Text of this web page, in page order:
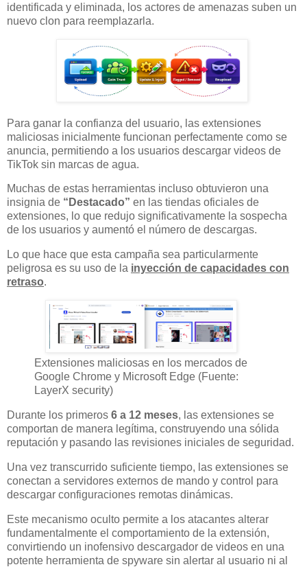
identificada y eliminada, los actores de amenazas suben un
nuevo clon para reemplazarla.
Para ganar la confianza del usuario, las extensiones
maliciosas inicialmente funcionan perfectamente como se
anuncia, permitiendo a los usuarios descargar videos de
TikTok sin marcas de agua.
Muchas de estas herramientas incluso obtuvieron una
insignia de “Destacado” en las tiendas oficiales de
extensiones, lo que redujo significativamente la sospecha
de los usuarios y aumentó el número de descargas.
Lo que hace que esta campaña sea particularmente
peligrosa es su uso de la inyección de capacidades con
retraso.
Extensiones maliciosas en los mercados de
Google Chrome y Microsoft Edge (Fuente:
LayerX security)
Durante los primeros 6 a 12 meses, las extensiones se
comportan de manera legítima, construyendo una sólida
reputación y pasando las revisiones iniciales de seguridad.
Una vez transcurrido suficiente tiempo, las extensiones se
conectan a servidores externos de mando y control para
descargar configuraciones remotas dinámicas.
Este mecanismo oculto permite a los atacantes alterar
fundamentalmente el comportamiento de la extensión,
convirtiendo un inofensivo descargador de videos en una
potente herramienta de spyware sin alertar al usuario ni al